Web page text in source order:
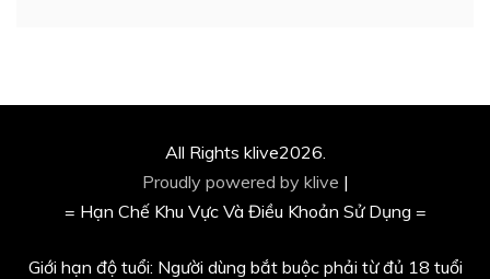
All Rights klive2026.
Proudly powered by klive |
= Hạn Chế Khu Vực Và Điều Khoản Sử Dụng =
Giới hạn độ tuổi: Người dùng bắt buộc phải từ đủ 18 tuổi